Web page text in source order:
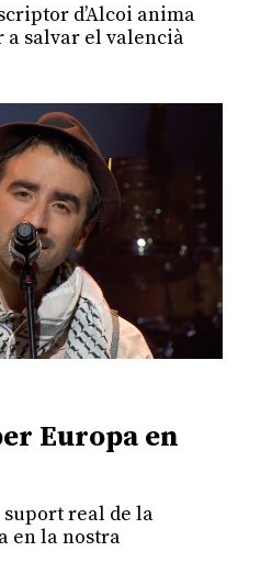
d’Alcoi anima
a salvar el valencià
Europa en
real de la
en la nostra